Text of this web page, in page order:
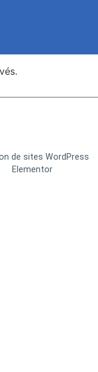
de sites WordPress
Elementor